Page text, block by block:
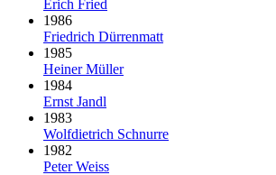
Erich Fried
1986
Friedrich Dürrenmatt
1985
Heiner Müller
1984
Ernst Jandl
1983
Wolfdietrich Schnurre
1982
Peter Weiss